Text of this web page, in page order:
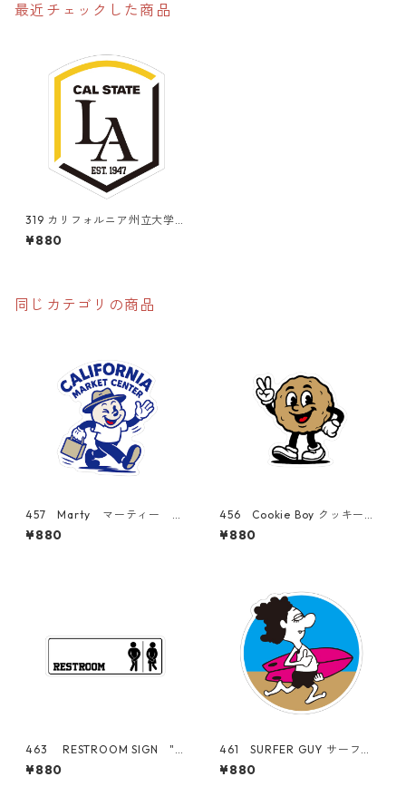
最近チェックした商品
319 カリフォルニア州立大学
"California Market Cente
r" アメリカンステッカー ス
¥880
同じカテゴリの商品
457 Marty マーティー
"California Market Cente
r" アメリカンステッカー ス
¥880
456 Cookie Boy クッキーボ
ーイ "California Market Ce
nter" アメリカンステッカ
¥880
463 RESTROOM SIGN "C
alifornia Market Center"
アメリカンステッカー スー
¥880
461 SURFER GUY サーファ
ー プルメリア 日焼けキテ
ィ "California Market Cent
¥880